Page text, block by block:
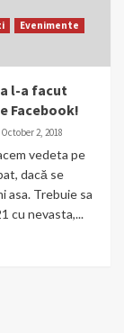
Evenimente
l-a facut
Facebook!
October 2, 2018
vedeta pe
dacă se
asa. Trebuie sa
cu nevasta,...